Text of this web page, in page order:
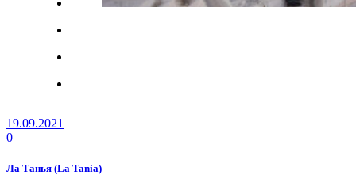
19.09.2021
0
Ла Танья (La Tania)